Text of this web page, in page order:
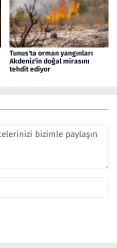
Tunus'ta orman yangınları
Akdeniz'in doğal mirasını
tehdit ediyor